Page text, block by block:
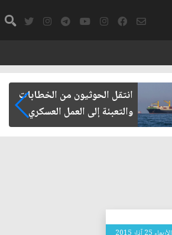
انتقل الحوثيون من الخطابات
والتعبئة إلى العمل العسكري